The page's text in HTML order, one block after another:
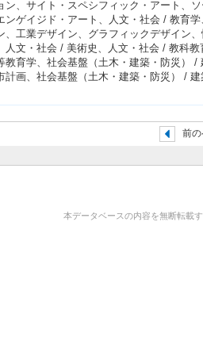
ン、サイト・スペシフィック・アート、
ンゲイジド・アート、人文・社会 / 教育学
、工業デザイン、グラフィックデザイン
人文・社会 / 美術史、人文・社会 / 教科教
教育学、社会基盤（土木・建築・防災） /
計画、社会基盤（土木・建築・防災） / 建
前
本データベースの内容を無断転載